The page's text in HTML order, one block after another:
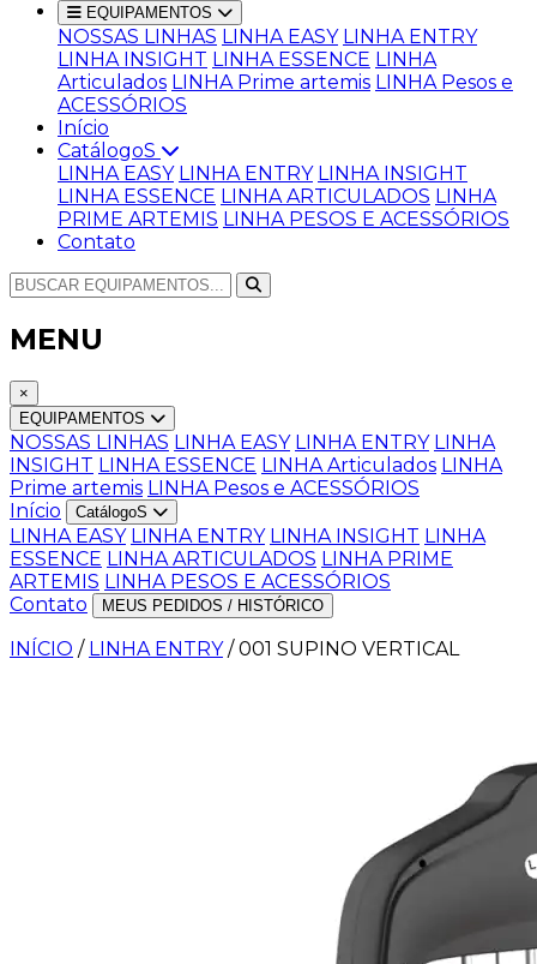
EQUIPAMENTOS
NOSSAS LINHAS LINHA EASY LINHA ENTRY
LINHA INSIGHT LINHA ESSENCE LINHA
Articulados LINHA Prime artemis LINHA Pesos e
ACESSÓRIOS
Início
CatálogoS
LINHA EASY LINHA ENTRY LINHA INSIGHT
LINHA ESSENCE LINHA ARTICULADOS LINHA
PRIME ARTEMIS LINHA PESOS E ACESSÓRIOS
Contato
MENU
×
EQUIPAMENTOS
NOSSAS LINHAS LINHA EASY LINHA ENTRY LINHA
INSIGHT LINHA ESSENCE LINHA Articulados LINHA
Prime artemis LINHA Pesos e ACESSÓRIOS
Início
CatálogoS
LINHA EASY LINHA ENTRY LINHA INSIGHT LINHA
ESSENCE LINHA ARTICULADOS LINHA PRIME
ARTEMIS LINHA PESOS E ACESSÓRIOS
Contato
MEUS PEDIDOS / HISTÓRICO
INÍCIO / LINHA ENTRY / 001 SUPINO VERTICAL